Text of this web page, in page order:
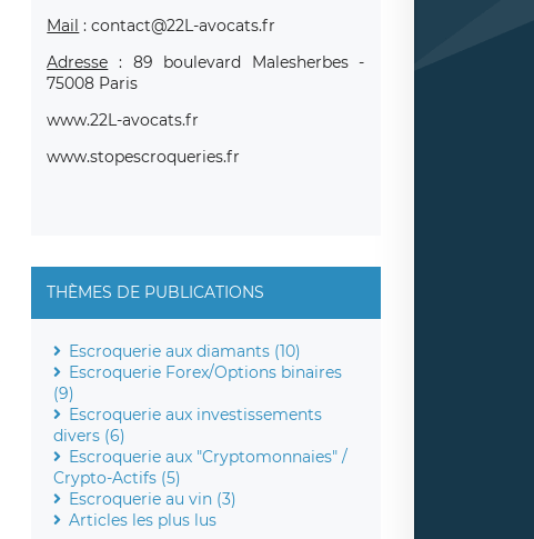
Mail : contact@22L-avocats.fr
Adresse : 89 boulevard Malesherbes -
75008 Paris
www.22L-avocats.fr
www.stopescroqueries.fr
THÈMES DE PUBLICATIONS
Escroquerie aux diamants (10)
Escroquerie Forex/Options binaires
(9)
Escroquerie aux investissements
divers (6)
Escroquerie aux "Cryptomonnaies" /
Crypto-Actifs (5)
Escroquerie au vin (3)
Articles les plus lus